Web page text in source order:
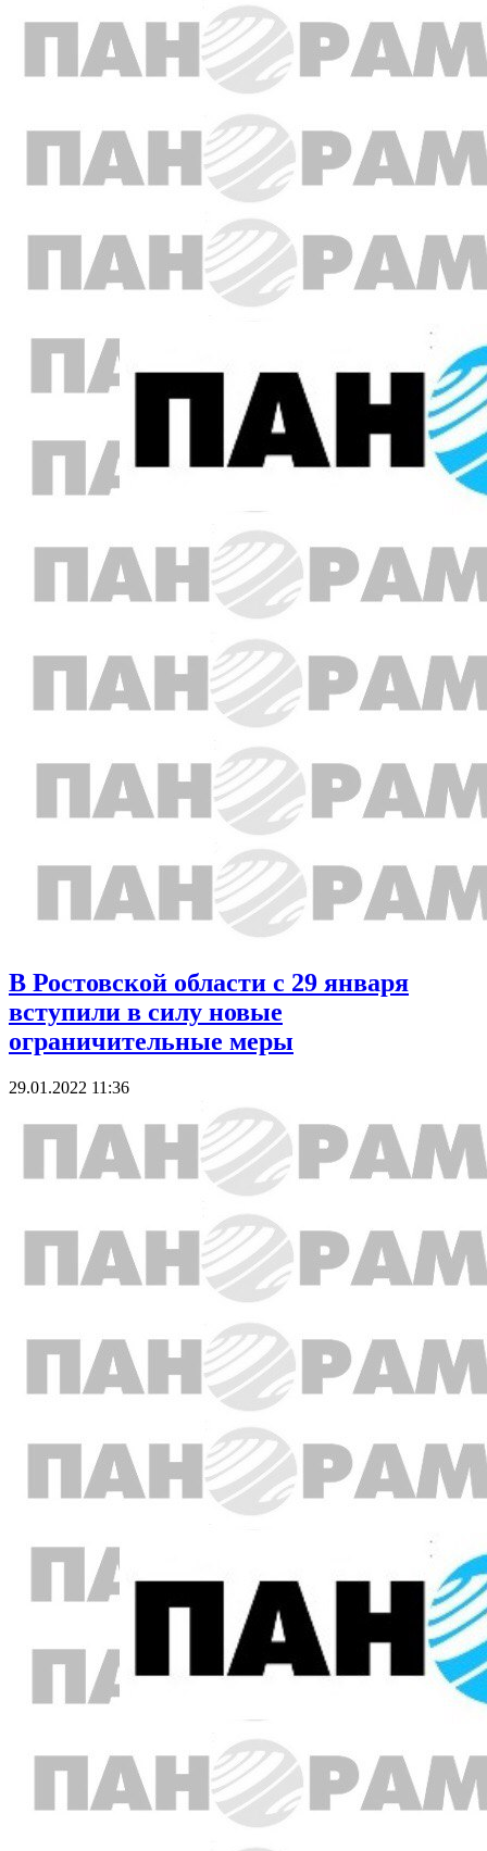
В Ростовской области с 29 января
вступили в силу новые
ограничительные меры
29.01.2022 11:36